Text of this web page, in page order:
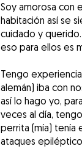
Soy amorosa con
habitación así se
cuidado y
eso para ellos es
Tengo
alemán) iba con
así lo hago yo,
veces al día,
perrita (mía) tenía
ataques